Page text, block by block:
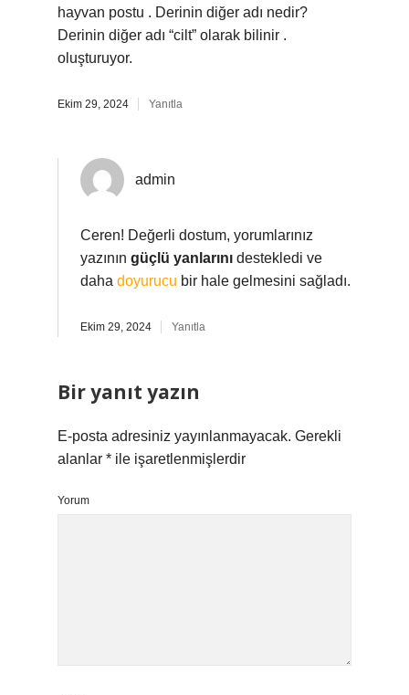
hayvan postu . Derinin diğer adı nedir?
Derinin diğer adı “cilt” olarak bilinir .
oluşturuyor.
Ekim 29, 2024 Yanıtla
admin
Ceren! Değerli dostum, yorumlarınız
yazının güçlü yanlarını destekledi ve
daha doyurucu bir hale gelmesini sağladı.
Ekim 29, 2024 Yanıtla
Bir yanıt yazın
E-posta adresiniz yayınlanmayacak. Gerekli
alanlar * ile işaretlenmişlerdir
Yorum